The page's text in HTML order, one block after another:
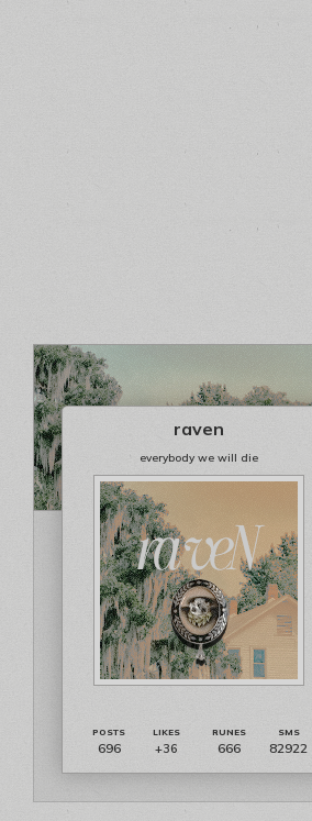
raven
everybody we will die
696 +36 666 82922